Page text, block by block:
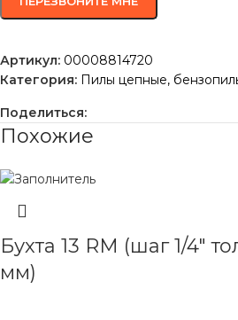
Артикул: 00008814720
Категория: Пилы цепные,
Поделиться:
Похожие
Бухта 13 RM (шаг 1/4″
мм)